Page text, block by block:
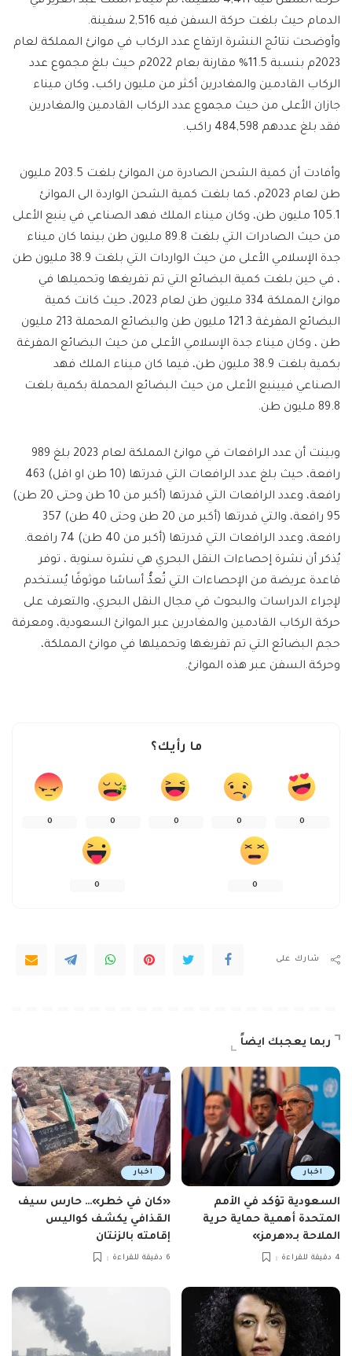
الدمام حيث بلغت حركة السفن فيه 2,516 سفينة.
وأوضحت نتائج النشرة ارتفاع عدد الركاب في موانئ المملكة لعام
2023م بنسبة 11.5% مقارنة بعام 2022م حيث بلغ مجموع عدد
الركاب القادمين والمغادرين أكثر من مليون راكب، وكان ميناء
جازان الأعلى من حيث مجموع عدد الركاب القادمين والمغادرين
فقد بلغ عددهم 484,598 راكب.
وأفادت أن كمية الشحن الصادرة من الموانئ بلغت 203.5 مليون
طن لعام 2023م، كما بلغت كمية الشحن الواردة الى الموانئ
105.1 مليون طن، وكان ميناء الملك فهد الصناعي في ينبع الأعلى
من حيث الصادرات التي بلغت 89.8 مليون طن بينما كان ميناء
جدة الإسلامي الأعلى من حيث الواردات التي بلغت 38.9 مليون طن
، في حين بلغت كمية البضائع التي تم تفريغها وتحميلها في
موانئ المملكة 334 مليون طن لعام 2023، حيث كانت كمية
البضائع المفرغة 121.3 مليون طن والبضائع المحملة 213 مليون
طن ، وكان ميناء جدة الإسلامي الأعلى من حيث البضائع المفرغة
بكمية بلغت 38.9 مليون طن، فيما كان ميناء الملك فهد
الصناعي فيينبع الأعلى من حيث البضائع المحملة بكمية بلغت
89.8 مليون طن.
وبينت أن عدد الرافعات في موانئ المملكة لعام 2023 بلغ 989
رافعة، حيث بلغ عدد الرافعات التي قدرتها (10 طن او اقل) 463
رافعة، وعدد الرافعات التي قدرتها (أكبر من 10 طن وحتى 20 طن)
95 رافعة، والتي قدرتها (أكبر من 20 طن وحتى 40 طن) 357
رافعة، وعدد الرافعات التي قدرتها (أكبر من 40 طن) 74 رافعة.
يُذكر أن نشرة إحصاءات النقل البحري هي نشرة سنوية ، توفر
قاعدة عريضة من الإحصاءات التي تُعدُّ أساسًا موثوقًا يُستخدم
لإجراء الدراسات والبحوث في مجال النقل البحري، والتعرف على
حركة الركاب القادمين والمغادرين عبر الموانئ السعودية، ومعرفة
حجم البضائع التي تم تفريغها وتحميلها في موانئ المملكة،
وحركة السفن عبر هذه الموانئ.
ما رأيك؟
0
0
0
0
0
0
0
شارك على
ربما يعجبك ايضاً
اخبار
السعودية تؤكد في الأمم
المتحدة أهمية حماية حرية
الملاحة بـ«هرمز»
4 دقيقة للقراءة
اخبار
«كان في خطر»… حارس سيف
القذافي يكشف كواليس
إقامته بالزنتان
6 دقيقة للقراءة